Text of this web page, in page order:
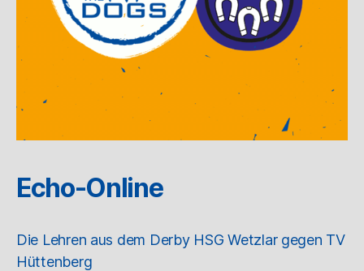
Echo-Online
Die Lehren aus dem Derby HSG Wetzlar gegen TV
Hüttenberg